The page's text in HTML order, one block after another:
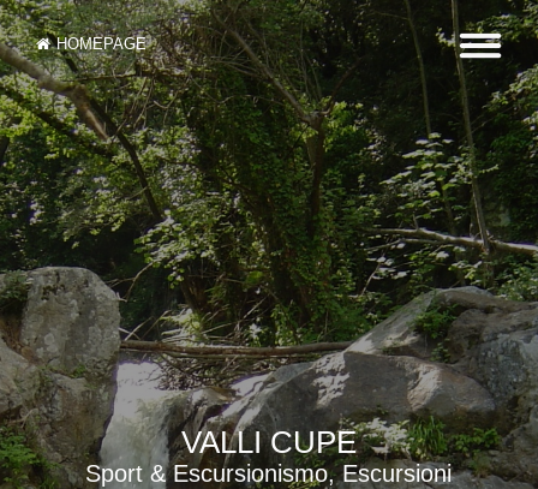
HOMEPAGE
VALLI CUPE
Sport & Escursionismo, Escursioni